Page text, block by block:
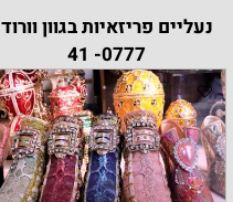
נעליים פריזאיות בגוון וורוד
0777- 41